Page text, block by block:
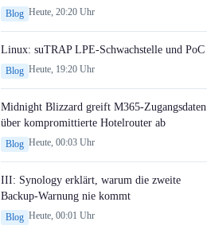
Blog Heute, 20:20 Uhr
Linux: suTRAP LPE-Schwachstelle und PoC
Blog Heute, 19:20 Uhr
Midnight Blizzard greift M365-Zugangsdaten
über kompromittierte Hotelrouter ab
Blog Heute, 00:03 Uhr
III: Synology erklärt, warum die zweite
Backup-Warnung nie kommt
Blog Heute, 00:01 Uhr